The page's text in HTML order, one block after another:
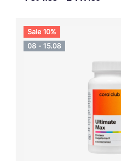
Sale 10%
08 - 15.08